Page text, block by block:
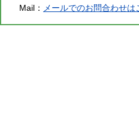
Mail： メールでのお問合わせは